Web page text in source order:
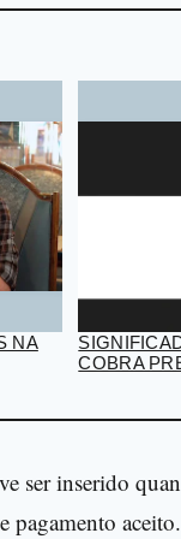
NA
COBRA
ser inserido
pagamento